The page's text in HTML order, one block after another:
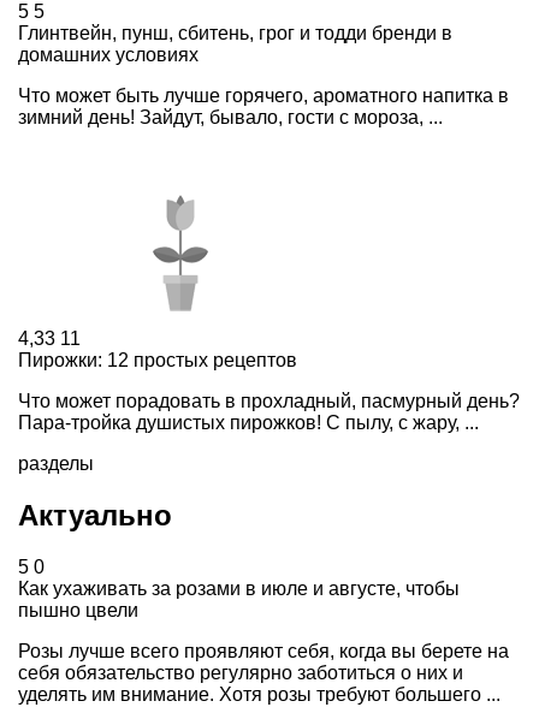
5 5
Глинтвейн, пунш, сбитень, грог и тодди бренди в
домашних условиях
Что может быть лучше горячего, ароматного напитка в
зимний день! Зайдут, бывало, гости с мороза, ...
4,33 11
Пирожки: 12 простых рецептов
Что может порадовать в прохладный, пасмурный день?
Пара-тройка душистых пирожков! С пылу, с жару, ...
разделы
Актуально
5 0
Как ухаживать за розами в июле и августе, чтобы
пышно цвели
Розы лучше всего проявляют себя, когда вы берете на
себя обязательство регулярно заботиться о них и
уделять им внимание. Хотя розы требуют большего ...